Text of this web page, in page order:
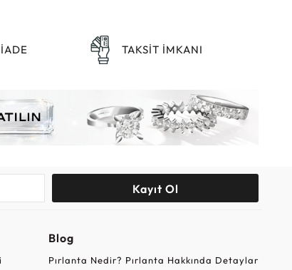
TAKSİT İMKANI
Kayıt Ol
Blog
Pırlanta Nedir? Pırlanta Hakkında Detaylar